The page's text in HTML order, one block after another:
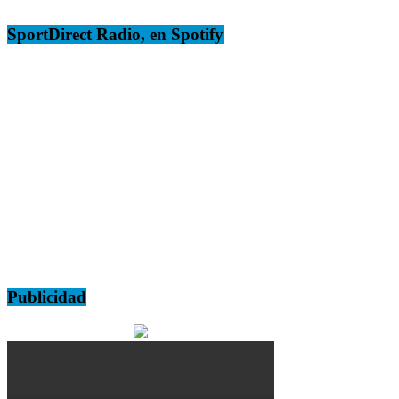
SportDirect Radio, en Spotify
Publicidad